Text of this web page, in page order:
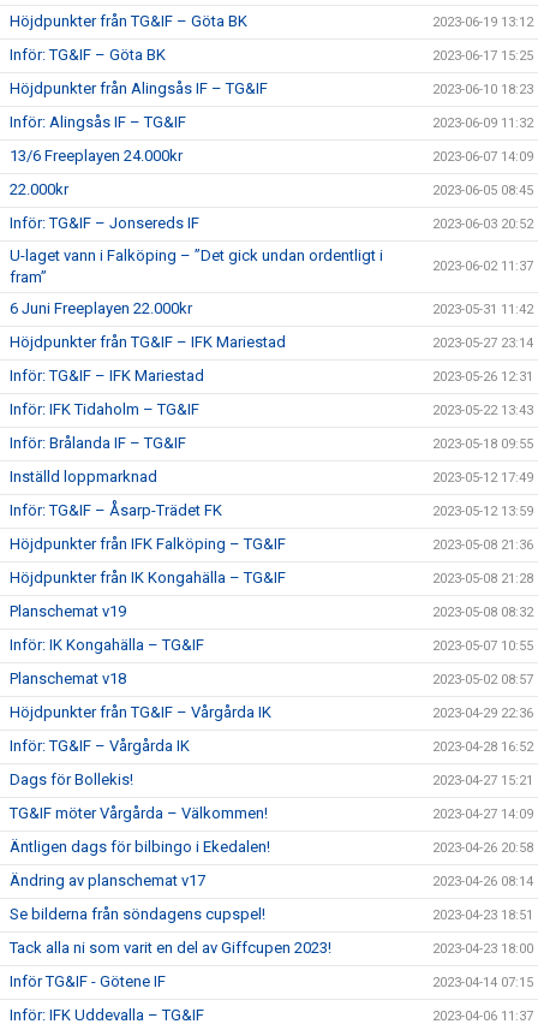
Höjdpunkter från TG&IF – Göta BK 2023-06-19 13:12
Inför: TG&IF – Göta BK 2023-06-17 15:25
Höjdpunkter från Alingsås IF – TG&IF 2023-06-10 18:23
Inför: Alingsås IF – TG&IF 2023-06-09 11:32
13/6 Freeplayen 24.000kr 2023-06-07 14:09
22.000kr 2023-06-05 08:45
Inför: TG&IF – Jonsereds IF 2023-06-03 20:52
U-laget vann i Falköping – ”Det gick undan ordentligt i
fram”
2023-06-02 11:37
6 Juni Freeplayen 22.000kr 2023-05-31 11:42
Höjdpunkter från TG&IF – IFK Mariestad 2023-05-27 23:14
Inför: TG&IF – IFK Mariestad 2023-05-26 12:31
Inför: IFK Tidaholm – TG&IF 2023-05-22 13:43
Inför: Brålanda IF – TG&IF 2023-05-18 09:55
Inställd loppmarknad 2023-05-12 17:49
Inför: TG&IF – Åsarp-Trädet FK 2023-05-12 13:59
Höjdpunkter från IFK Falköping – TG&IF 2023-05-08 21:36
Höjdpunkter från IK Kongahälla – TG&IF 2023-05-08 21:28
Planschemat v19 2023-05-08 08:32
Inför: IK Kongahälla – TG&IF 2023-05-07 10:55
Planschemat v18 2023-05-02 08:57
Höjdpunkter från TG&IF – Vårgårda IK 2023-04-29 22:36
Inför: TG&IF – Vårgårda IK 2023-04-28 16:52
Dags för Bollekis! 2023-04-27 15:21
TG&IF möter Vårgårda – Välkommen! 2023-04-27 14:09
Äntligen dags för bilbingo i Ekedalen! 2023-04-26 20:58
Ändring av planschemat v17 2023-04-26 08:14
Se bilderna från söndagens cupspel! 2023-04-23 18:51
Tack alla ni som varit en del av Giffcupen 2023! 2023-04-23 18:00
Inför TG&IF - Götene IF 2023-04-14 07:15
Inför: IFK Uddevalla – TG&IF 2023-04-06 11:37